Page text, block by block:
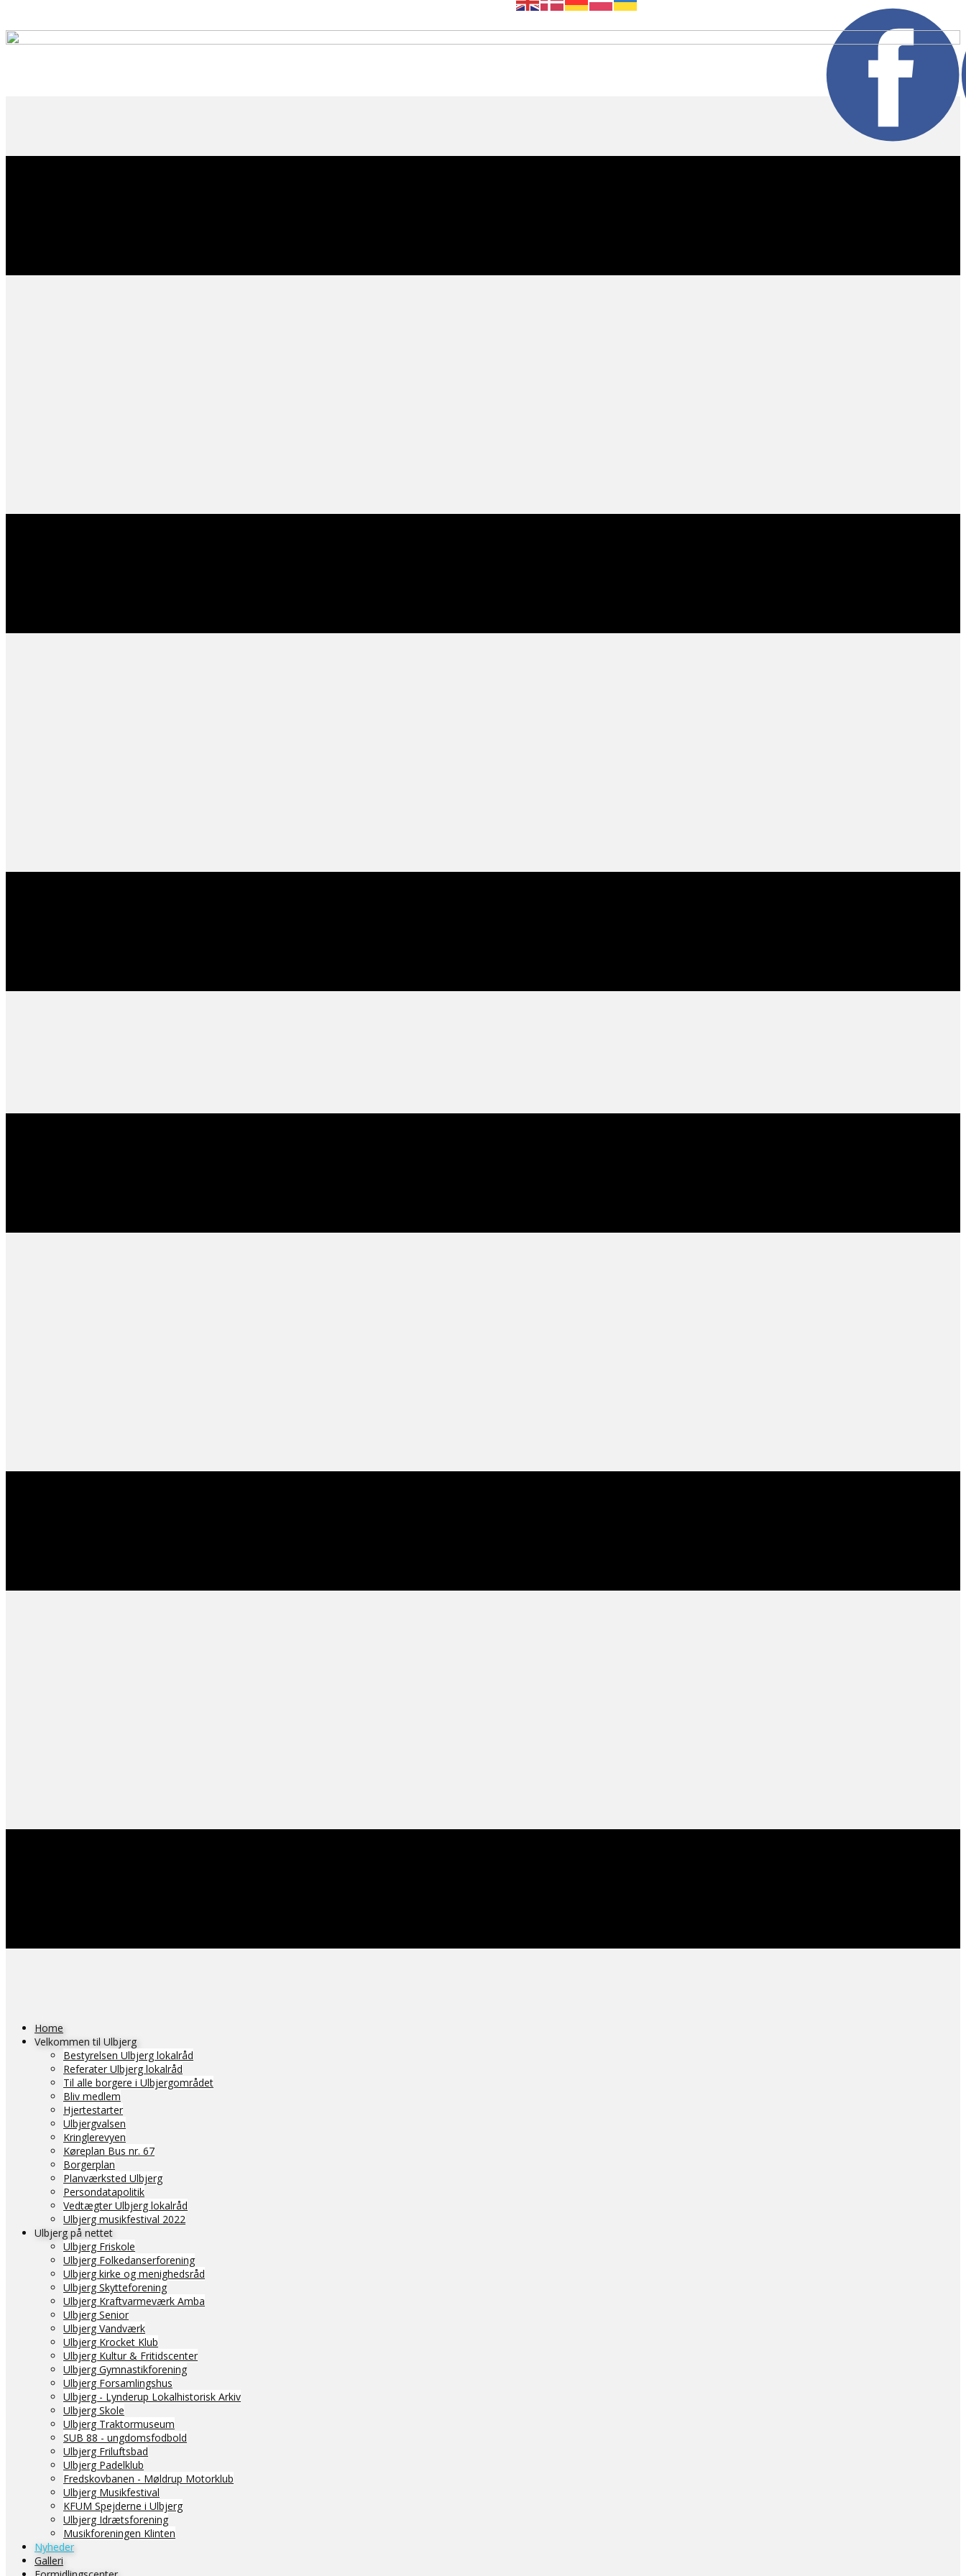
Home
Velkommen til Ulbjerg
Bestyrelsen Ulbjerg lokalråd
Referater Ulbjerg lokalråd
Til alle borgere i Ulbjergområdet
Bliv medlem
Hjertestarter
Ulbjergvalsen
Kringlerevyen
Køreplan Bus nr. 67
Borgerplan
Planværksted Ulbjerg
Persondatapolitik
Vedtægter Ulbjerg lokalråd
Ulbjerg musikfestival 2022
Ulbjerg på nettet
Ulbjerg Friskole
Ulbjerg Folkedanserforening
Ulbjerg kirke og menighedsråd
Ulbjerg Skytteforening
Ulbjerg Kraftvarmeværk Amba
Ulbjerg Senior
Ulbjerg Vandværk
Ulbjerg Krocket Klub
Ulbjerg Kultur & Fritidscenter
Ulbjerg Gymnastikforening
Ulbjerg Forsamlingshus
Ulbjerg - Lynderup Lokalhistorisk Arkiv
Ulbjerg Skole
Ulbjerg Traktormuseum
SUB 88 - ungdomsfodbold
Ulbjerg Friluftsbad
Ulbjerg Padelklub
Fredskovbanen - Møldrup Motorklub
Ulbjerg Musikfestival
KFUM Spejderne i Ulbjerg
Ulbjerg Idrætsforening
Musikforeningen Klinten
Nyheder
Galleri